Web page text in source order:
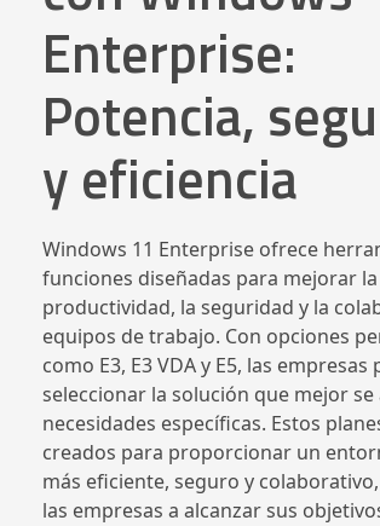
Enterprise:
Potencia,
y eficiencia
Windows 11 Enterprise ofrece
funciones diseñadas para mejorar la
productividad, la seguridad y la
equipos de trabajo. Con opciones
como E3, E3 VDA y E5, las empresas
seleccionar la solución que mejor se
necesidades específicas. Estos
creados para proporcionar un
más eficiente, seguro y
las empresas a alcanzar sus